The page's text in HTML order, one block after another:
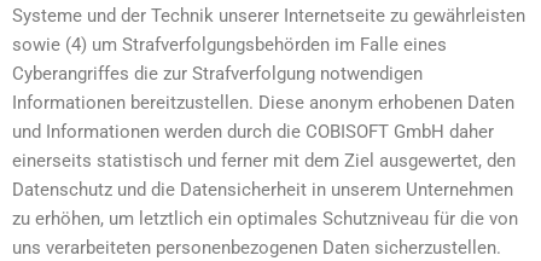
Systeme und der Technik unserer Internetseite zu gewährleisten
sowie (4) um Strafverfolgungsbehörden im Falle eines
Cyberangriffes die zur Strafverfolgung notwendigen
Informationen bereitzustellen. Diese anonym erhobenen Daten
und Informationen werden durch die COBISOFT GmbH daher
einerseits statistisch und ferner mit dem Ziel ausgewertet, den
Datenschutz und die Datensicherheit in unserem Unternehmen
zu erhöhen, um letztlich ein optimales Schutzniveau für die von
uns verarbeiteten personenbezogenen Daten sicherzustellen.